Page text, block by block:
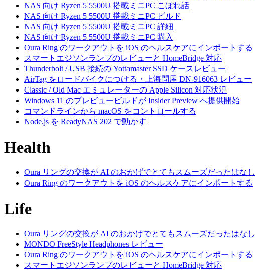
NAS 向け Ryzen 5 5500U 搭載ミニPC こぼれ話
NAS 向け Ryzen 5 5500U 搭載ミニPC ビルド
NAS 向け Ryzen 5 5500U 搭載ミニPC 詳細
NAS 向け Ryzen 5 5500U 搭載ミニPC 購入
Oura Ring のワークアウトを iOS のヘルスケアにインポートする
スマートエジソンランプのレビューと HomeBridge 対応
Thunderbolt / USB 接続の Yottamaster SSD ケースレビュー
AirTag をロードバイクにつける・上海問屋 DN-916063 レビュー
Classic / Old Mac エミュレーターの Apple Silicon 対応状況
Windows 11 のプレビュービルドが Insider Preview へ提供開始
コマンドラインから macOS をコントロールする
Node.js を ReadyNAS 202 で動かす
Health
Oura リングの交換が AI のおかげでとてもスムーズだったはなし
Oura Ring のワークアウトを iOS のヘルスケアにインポートする
Life
Oura リングの交換が AI のおかげでとてもスムーズだったはなし
MONDO FreeStyle Headphones レビュー
Oura Ring のワークアウトを iOS のヘルスケアにインポートする
スマートエジソンランプのレビューと HomeBridge 対応